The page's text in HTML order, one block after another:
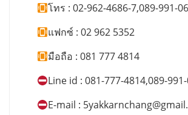
โทร : 02-962-4686-7,089-991-
แฟกซ์ : 02 962 5352
มือถือ : 081 777 4814
Line id : 081-777-4814,089-
E-mail :